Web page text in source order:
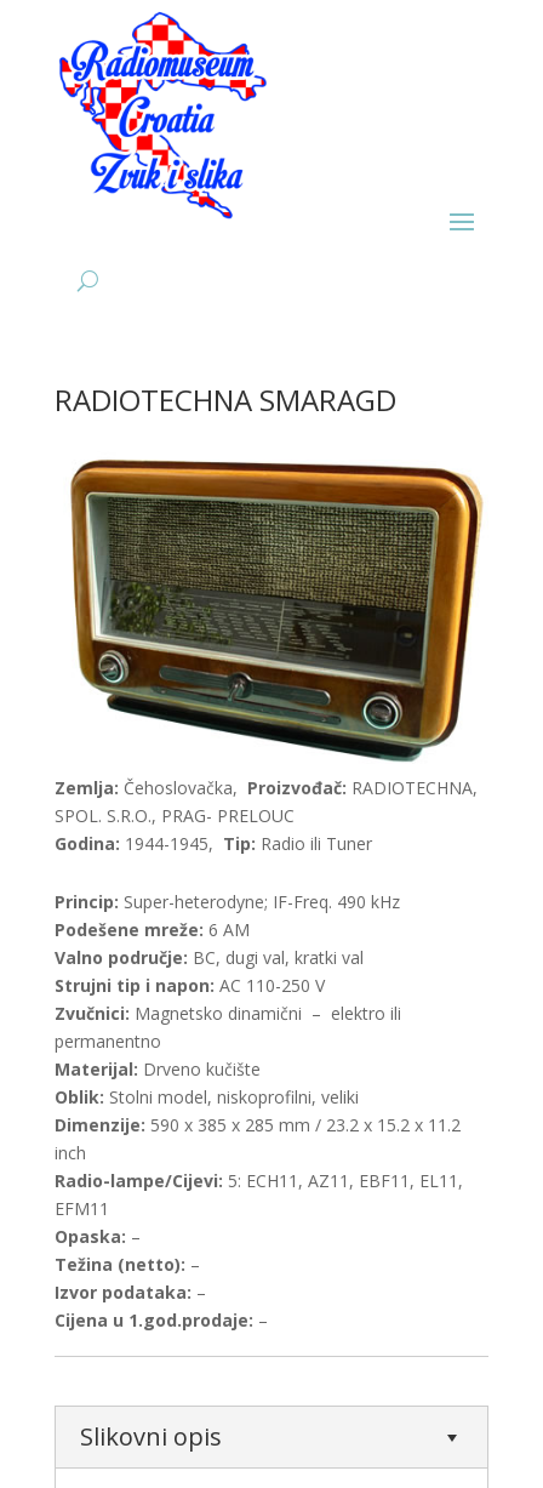
RADIOTECHNA SMARAGD
Zemlja: Čehoslovačka, Proizvođač: RADIOTECHNA,
SPOL. S.R.O., PRAG- PRELOUC
Godina: 1944-1945, Tip: Radio ili Tuner
Princip: Super-heterodyne; IF-Freq. 490 kHz
Podešene mreže: 6 AM
Valno područje: BC, dugi val, kratki val
Strujni tip i napon: AC 110-250 V
Zvučnici: Magnetsko dinamični – elektro ili
permanentno
Materijal: Drveno kučište
Oblik: Stolni model, niskoprofilni, veliki
Dimenzije: 590 x 385 x 285 mm / 23.2 x 15.2 x 11.2
inch
Radio-lampe/Cijevi: 5: ECH11, AZ11, EBF11, EL11,
EFM11
Opaska: –
Težina (netto): –
Izvor podataka: –
Cijena u 1.god.prodaje: –
Slikovni opis